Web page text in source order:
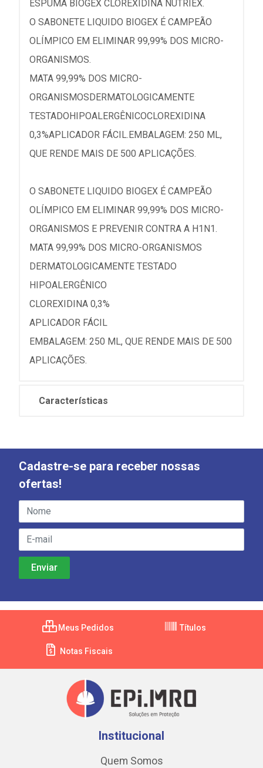
ESPUMA BIOGEX CLOREXIDINA NUTRIEX.
O SABONETE LIQUIDO BIOGEX É CAMPEÃO
OLÍMPICO EM ELIMINAR 99,99% DOS MICRO-
ORGANISMOS.
MATA 99,99% DOS MICRO-
ORGANISMOSDERMATOLOGICAMENTE
TESTADOHIPOALERGÊNICOCLOREXIDINA
0,3%APLICADOR FÁCIL.EMBALAGEM: 250 ML,
QUE RENDE MAIS DE 500 APLICAÇÕES.
O SABONETE LIQUIDO BIOGEX É CAMPEÃO
OLÍMPICO EM ELIMINAR 99,99% DOS MICRO-
ORGANISMOS E PREVENIR CONTRA A H1N1.
MATA 99,99% DOS MICRO-ORGANISMOS
DERMATOLOGICAMENTE TESTADO
HIPOALERGÊNICO
CLOREXIDINA 0,3%
APLICADOR FÁCIL
EMBALAGEM: 250 ML, QUE RENDE MAIS DE 500
APLICAÇÕES.
Características
Cadastre-se para receber nossas
ofertas!
Meus Pedidos Títulos
Notas Fiscais
Institucional
Quem Somos